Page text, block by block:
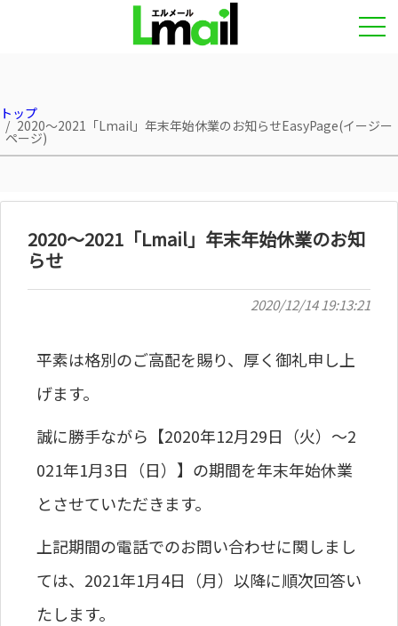
トップ
2020～2021「Lmail」年末年始休業のお知らせEasyPage(イージー
ページ)
2020～2021「Lmail」年末年始休業のお知
らせ
2020/12/14 19:13:21
平素は格別のご高配を賜り、厚く御礼申し上
げます。
誠に勝手ながら【2020年12月29日（火）～2
021年1月3日（日）】の期間を年末年始休業
とさせていただきます。
上記期間の電話でのお問い合わせに関しまし
ては、2021年1月4日（月）以降に順次回答い
たします。